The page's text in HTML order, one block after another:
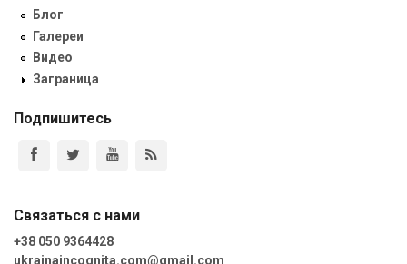
Блог
Галереи
Видео
Заграница
Подпишитесь
Связаться с нами
+38 050 9364428
ukrainaincognita.com@gmail.com